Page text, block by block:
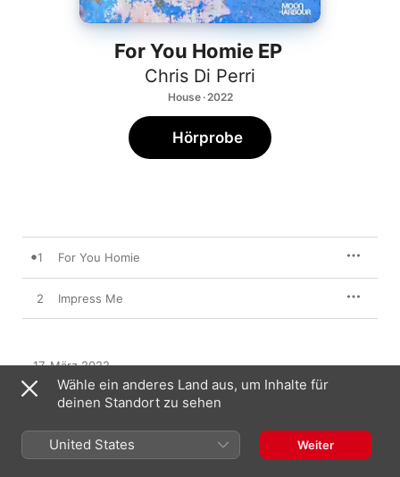
For You Homie EP
Chris Di Perri
House · 2022
Hörprobe
1 For You Homie
2 Impress Me
17. März 2022
2 Titel, 10 Minuten
℗ 2022 Moon Harbour Recordings
Wähle ein anderes Land aus, um Inhalte für
deinen Standort zu sehen
United States Weiter